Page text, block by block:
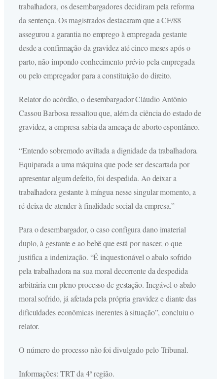
trabalhadora, os desembargadores decidiram pela reforma
da sentença. Os magistrados destacaram que a CF/88
assegurou a garantia no emprego à empregada gestante
desde a confirmação da gravidez até cinco meses após o
parto, não impondo conhecimento prévio pela empregada
ou pelo empregador para a constituição do direito.
Relator do acórdão, o desembargador Cláudio Antônio
Cassou Barbosa ressaltou que, além da ciência do estado de
gravidez, a empresa sabia da ameaça de aborto espontâneo.
“Entendo sobremodo aviltada a dignidade da trabalhadora.
Equiparada a uma máquina que pode ser descartada por
apresentar algum defeito, foi despedida. Ao deixar a
trabalhadora gestante à míngua nesse singular momento, a
ré deixa de atender à finalidade social da empresa.”
Para o desembargador, o caso configura dano imaterial
duplo, à gestante e ao bebê que está por nascer, o que
justifica a indenização. “É inquestionável o abalo sofrido
pela trabalhadora na sua moral decorrente da despedida
arbitrária em pleno processo de gestação. Inegável o abalo
moral sofrido, já afetada pela própria gravidez e diante das
dificuldades econômicas inerentes à situação”, concluiu o
relator.
O número do processo não foi divulgado pelo Tribunal.
Informações: TRT da 4ª região.